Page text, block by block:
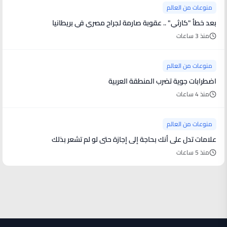
منوعات من العالم
بعد خطأ "كارثي" .. عقوبة صارمة لجراح مصري في بريطانيا
منذ 3 ساعات
منوعات من العالم
اضطرابات جوية تضرب المنطقة العربية
منذ 4 ساعات
منوعات من العالم
علامات تدل على أنك بحاجة إلى إجازة حتى لو لم تشعر بذلك
منذ 5 ساعات